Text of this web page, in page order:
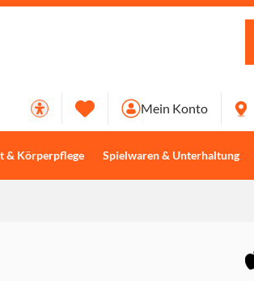
& Körperpflege Spielwaren & Unterhaltung
Mein Konto